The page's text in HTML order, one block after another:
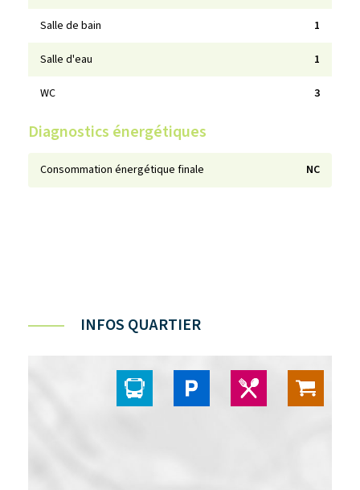
Salle de bain 1
Salle d'eau 1
WC 3
Diagnostics énergétiques
Consommation énergétique finale NC
INFOS QUARTIER